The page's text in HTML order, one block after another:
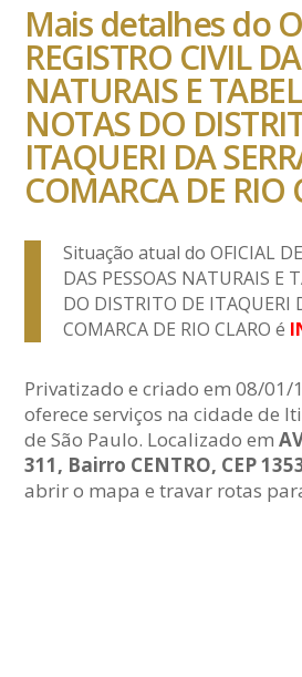
Mais detalhes do
REGISTRO CIVIL
NATURAIS E
NOTAS DO
ITAQUERI DA
COMARCA DE RIO
Situação atual do OFICIAL
DAS PESSOAS NATURAIS E
DO DISTRITO DE ITAQUERI
COMARCA DE RIO CLARO é
Privatizado e criado em 08/01/
oferece serviços na cidade de
de São Paulo. Localizado em
311, Bairro CENTRO, CEP
abrir o mapa e travar rotas